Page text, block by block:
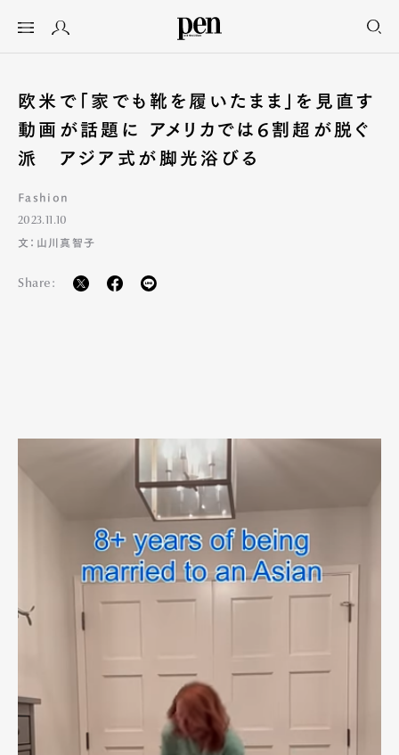
欧米で「家でも靴を履いたまま」を見直す
動画が話題に アメリカでは6割超が脱ぐ
派 アジア式が脚光浴びる
Fashion
2023.11.10
文：山川真智子
Share: